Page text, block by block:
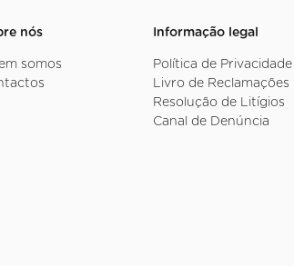
nós
somos
Informação legal
Política de Privacidade
Livro de Reclamações
Resolução de Litígios
Canal de Denúncia